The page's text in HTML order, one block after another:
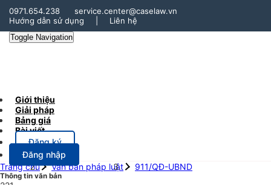
0971.654.238
service.center@caselaw.vn
Hướng dẫn sử dụng
Liên hệ
Toggle Navigation
Giới thiệu
Giải pháp
Bảng giá
Bài viết
Đăng ký
Đăng nhập
Trang chủ
Văn bản pháp luật 911/QĐ-UBND
Thông tin văn bản